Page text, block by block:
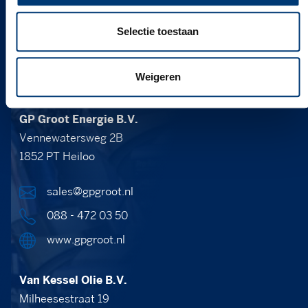
Selectie toestaan
Weigeren
gedistribueerd. Voor deskundig advies, leveringen of
andere vragen kun je contact opnemen met:
GP Groot Energie B.V.
Vennewatersweg 2B
1852 PT Heiloo
sales@gpgroot.nl
088 - 472 03 50
www.gpgroot.nl
Van Kessel Olie B.V.
Milheesestraat 19